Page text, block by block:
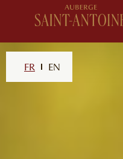
// ensure leading slash